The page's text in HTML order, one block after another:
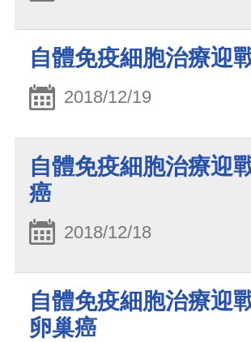
自體免疫細胞治療迎
2018/12/19
自體免疫細胞治療迎
癌
2018/12/18
自體免疫細胞治療迎
卵巢癌